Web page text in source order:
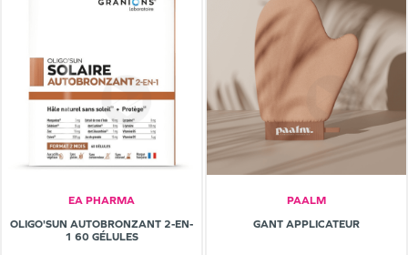
EA PHARMA
OLIGO'SUN AUTOBRONZANT 2-EN-
1 60 GÉLULES
PAALM
GANT APPLICATEUR